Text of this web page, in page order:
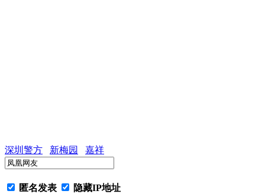
深圳警方 新梅园 嘉祥
匿名发表 隐藏IP地址